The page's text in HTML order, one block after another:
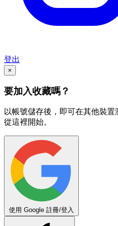
登出
×
要加入收藏嗎？
以帳號儲存後，即可在其他裝
從這裡開始。
使用 Google 註冊/登入